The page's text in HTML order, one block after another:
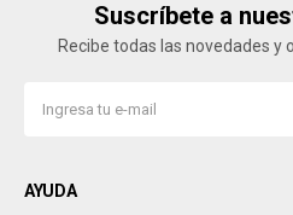
Suscríbete a
Recibe todas las novedades y
AYUDA